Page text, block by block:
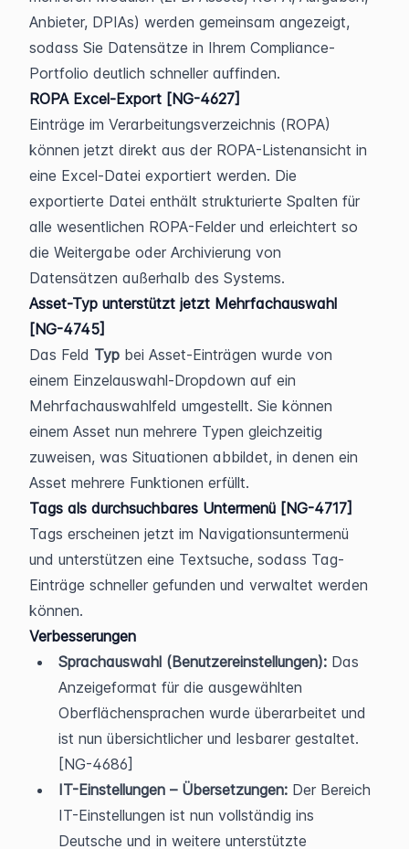
Anbieter, DPIAs) werden gemeinsam angezeigt,
sodass Sie Datensätze in Ihrem Compliance-
Portfolio deutlich schneller auffinden.
ROPA Excel-Export [NG-4627]
Einträge im Verarbeitungsverzeichnis (ROPA)
können jetzt direkt aus der ROPA-Listenansicht in
eine Excel-Datei exportiert werden. Die
exportierte Datei enthält strukturierte Spalten für
alle wesentlichen ROPA-Felder und erleichtert so
die Weitergabe oder Archivierung von
Datensätzen außerhalb des Systems.
Asset-Typ unterstützt jetzt Mehrfachauswahl
[NG-4745]
Das Feld Typ bei Asset-Einträgen wurde von
einem Einzelauswahl-Dropdown auf ein
Mehrfachauswahlfeld umgestellt. Sie können
einem Asset nun mehrere Typen gleichzeitig
zuweisen, was Situationen abbildet, in denen ein
Asset mehrere Funktionen erfüllt.
Tags als durchsuchbares Untermenü [NG-4717]
Tags erscheinen jetzt im Navigationsuntermenü
und unterstützen eine Textsuche, sodass Tag-
Einträge schneller gefunden und verwaltet werden
können.
Verbesserungen
Sprachauswahl (Benutzereinstellungen): Das
Anzeigeformat für die ausgewählten
Oberflächensprachen wurde überarbeitet und
ist nun übersichtlicher und lesbarer gestaltet.
[NG-4686]
IT-Einstellungen – Übersetzungen: Der Bereich
IT-Einstellungen ist nun vollständig ins
Deutsche und in weitere unterstützte